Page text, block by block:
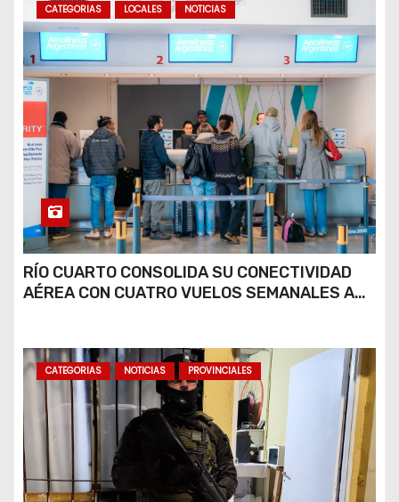
CATEGORIAS LOCALES NOTICIAS
RÍO CUARTO CONSOLIDA SU CONECTIVIDAD
AÉREA CON CUATRO VUELOS SEMANALES A
CATEGORIAS NOTICIAS PROVINCIALES